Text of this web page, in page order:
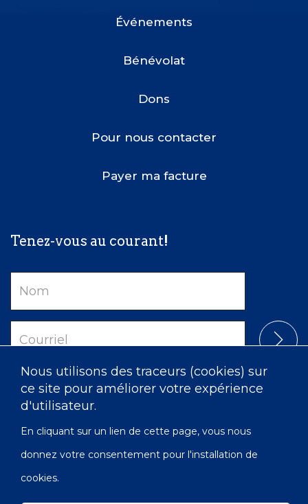
Nous utilisons des traceurs (cookies) sur
ce site pour améliorer votre expérience
d'utilisateur.
En cliquant sur un lien de cette page, vous nous
donnez votre consentement pour l'installation de
cookies.
Événements
Bénévolat
Dons
Pour nous contacter
Payer ma facture
Tenez-vous au courant!
Nom
Courriel